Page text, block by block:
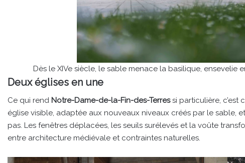
Dès le XIVe siècle, le sable menace la basilique, ensevelie
Deux églises en une
Ce qui rend Notre-Dame-de-la-Fin-des-Terressi particulière, c’est
église visible, adaptée aux nouveaux niveaux créés par le sable,
pas. Les fenêtres déplacées, les seuils surélevés et la voûte
entre architecture médiévale et contraintes naturelles.